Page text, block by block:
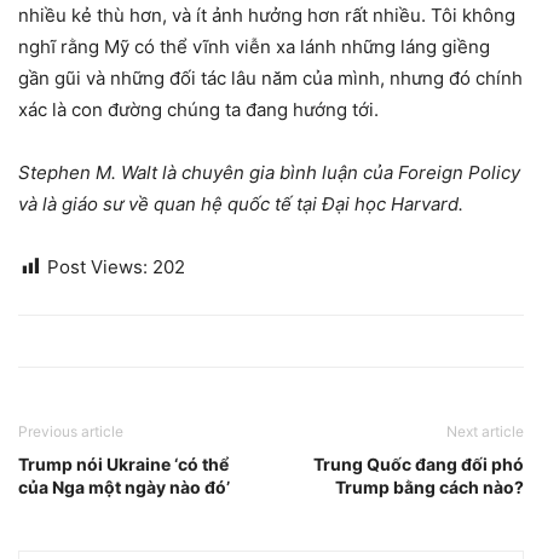
nhiều kẻ thù hơn, và ít ảnh hưởng hơn rất nhiều. Tôi không
nghĩ rằng Mỹ có thể vĩnh viễn xa lánh những láng giềng
gần gũi và những đối tác lâu năm của mình, nhưng đó chính
xác là con đường chúng ta đang hướng tới.
Stephen M. Walt là chuyên gia bình luận của Foreign Policy
và là giáo sư về quan hệ quốc tế tại Đại học Harvard.
Post Views: 202
Previous article
Trump nói Ukraine ‘có thể
của Nga một ngày nào đó’
Next article
Trung Quốc đang đối phó
Trump bằng cách nào?